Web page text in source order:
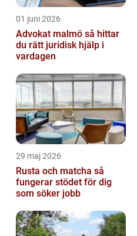
01 juni 2026
Advokat malmö så hittar
du rätt juridisk hjälp i
vardagen
29 maj 2026
Rusta och matcha så
fungerar stödet för dig
som söker jobb